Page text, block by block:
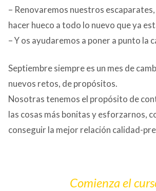
– Renovaremos nuestros
hacer hueco a todo lo nuevo que ya
– Y os ayudaremos a poner a punto la
Septiembre siempre es un mes de
nuevos retos, de propósitos.
Nosotras tenemos el propósito de
las cosas más bonitas y esforzarnos,
conseguir la mejor relación calidad-
Comienza el